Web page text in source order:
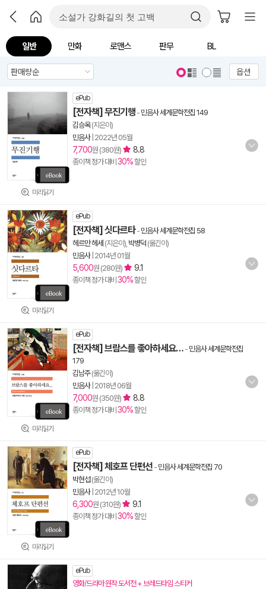
일반 만화 로맨스 판무 BL
옵션
미리읽기
ePub
[전자책] 무진기행 - 민음사 세계문학전집 149
김승옥(지은이)
민음사| 2022년 05월
7,700원 (380원) 8.8
종이책 정가 대비 30%할인
미리읽기
ePub
[전자책] 싯다르타- 민음사 세계문학전집 58
헤르만 헤세 (지은이), 박병덕 (옮긴이)
민음사| 2014년 01월
5,600원 (280원) 9.1
종이책 정가 대비 30%할인
미리읽기
ePub
[전자책] 브람스를 좋아하세요… - 민음사 세계문학전집
179
김남주(옮긴이)
민음사| 2018년 06월
7,000원 (350원) 8.8
종이책 정가 대비 30%할인
미리읽기
ePub
[전자책] 체호프 단편선 - 민음사 세계문학전집 70
박현섭(옮긴이)
민음사| 2012년 10월
6,300원 (310원) 9.1
종이책 정가 대비 30%할인
ePub
영화/드라마 원작 도서전 + 브레드타임 스티커